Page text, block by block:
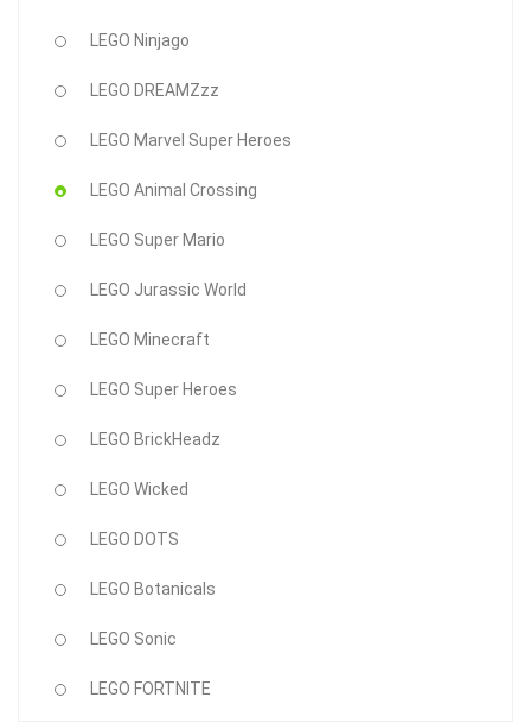
LEGO Ninjago
LEGO DREAMZzz
LEGO Marvel Super Heroes
LEGO Animal Crossing
LEGO Super Mario
LEGO Jurassic World
LEGO Minecraft
LEGO Super Heroes
LEGO BrickHeadz
LEGO Wicked
LEGO DOTS
LEGO Botanicals
LEGO Sonic
LEGO FORTNITE